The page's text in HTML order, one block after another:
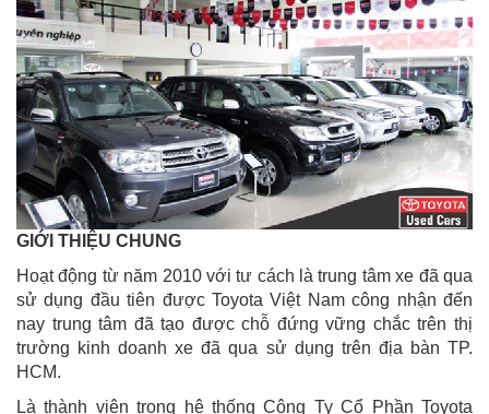
GIỚI THIỆU CHUNG
Hoạt động từ năm 2010 với tư cách là trung tâm xe đã qua
sử dụng đầu tiên được Toyota Việt Nam công nhận đến
nay trung tâm đã tạo được chỗ đứng vững chắc trên thị
trường kinh doanh xe đã qua sử dụng trên địa bàn TP.
HCM.
Là thành viên trong hệ thống Công Ty Cổ Phần Toyota